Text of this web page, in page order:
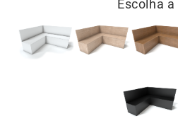
Escolha a